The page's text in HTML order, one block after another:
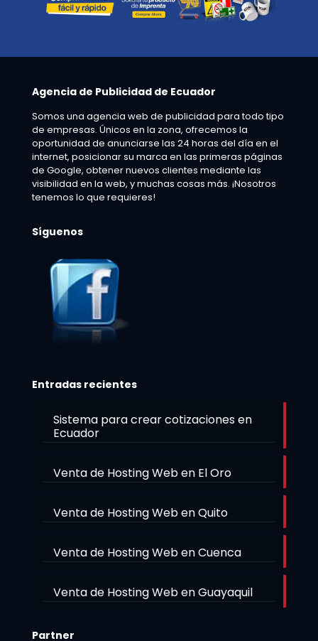
Agencia de Publicidad de Ecuador
Somos una agencia web de publicidad para todo tipo
de empresas. Únicos en la zona, ofrecemos la
oportunidad de anunciarse las 24 horas del día en el
internet, posicionar su marca en las primeras páginas
de Google, obtener nuevos clientes mediante las
visibilidad en la web, y muchas cosas más. ¡Nosotros
tenemos lo que requieres!
Síguenos
Entradas recientes
Sistema para crear cotizaciones en
Ecuador
Venta de Hosting Web en El Oro
Venta de Hosting Web en Quito
Venta de Hosting Web en Cuenca
Venta de Hosting Web en Guayaquil
Partner